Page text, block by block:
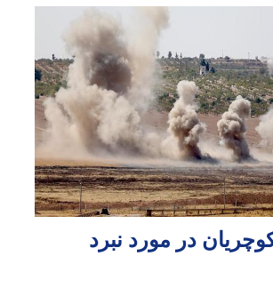
در مورد نبرد